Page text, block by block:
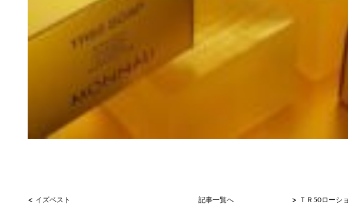
< イズベスト 記事一覧へ > ＴＲ50ローシ